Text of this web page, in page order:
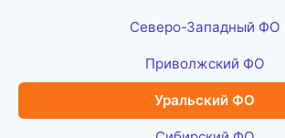
Северо-Западный ФО
Приволжский ФО
Уральский ФО